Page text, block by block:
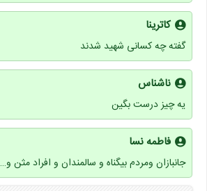
کاترینا
گفته چه کسانی شهید شدند
ناشناس
یه چیز درست بگین
فاطمه نسا
جانبازان ومردم بیگناه و سالمندان و افراد مثن و…